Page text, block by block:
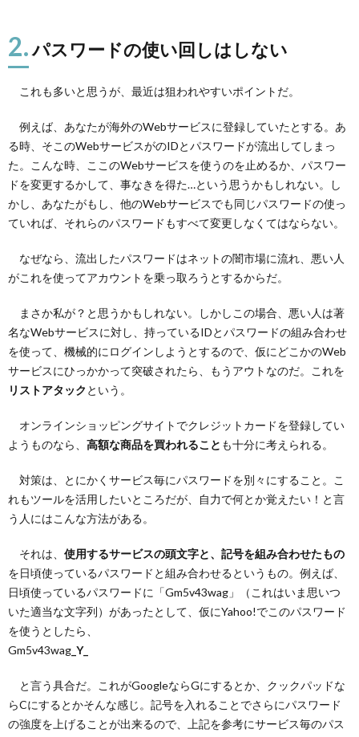
2.パスワードの使い回しはしない
これも多いと思うが、最近は狙われやすいポイントだ。
例えば、あなたが海外のWebサービスに登録していたとする。あ
る時、そこのWebサービスがのIDとパスワードが流出してしまっ
た。こんな時、ここのWebサービスを使うのを止めるか、パスワー
ドを変更するかして、事なきを得た…という思うかもしれない。し
かし、あなたがもし、他のWebサービスでも同じパスワードの使っ
ていれば、それらのパスワードもすべて変更しなくてはならない。
なぜなら、流出したパスワードはネットの闇市場に流れ、悪い人
がこれを使ってアカウントを乗っ取ろうとするからだ。
まさか私が？と思うかもしれない。しかしこの場合、悪い人は著
名なWebサービスに対し、持っているIDとパスワードの組み合わせ
を使って、機械的にログインしようとするので、仮にどこかのWeb
サービスにひっかかって突破されたら、もうアウトなのだ。これを
リストアタック という。
オンラインショッピングサイトでクレジットカードを登録してい
ようものなら、 高額な商品を買われること も十分に考えられる。
対策は、とにかくサービス毎にパスワードを別々にすること。こ
れもツールを活用したいところだが、自力で何とか覚えたい！と言
う人にはこんな方法がある。
それは、 使用するサービスの頭文字と、記号を組み合わせたもの
を日頃使っているパスワードと組み合わせるというもの。例えば、
日頃使っているパスワードに「Gm5v43wag」（これはいま思いつ
いた適当な文字列）があったとして、仮にYahoo!でこのパスワード
を使うとしたら、
Gm5v43wag _Y_
と言う具合だ。これがGoogleならGにするとか、クックパッドな
らCにするとかそんな感じ。記号を入れることでさらにパスワード
の強度を上げることが出来るので、上記を参考にサービス毎のパス